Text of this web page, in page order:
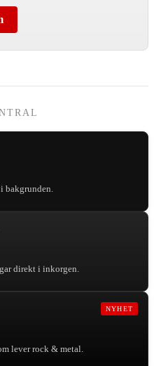
bakgrunden.
direkt i inkorgen.
NYHET
lever rock & metal.